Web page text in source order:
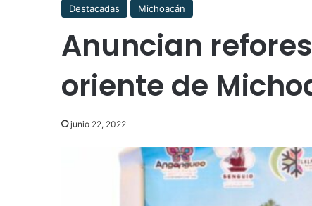
Destacadas Michoacán
Anuncian
oriente de
junio 22, 2022